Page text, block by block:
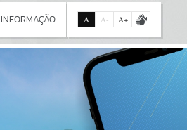
Por favor, aguarde...
A A- A+